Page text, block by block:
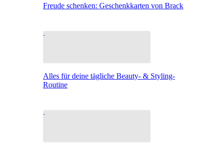
Freude schenken: Geschenkkarten von Brack
Alles für deine tägliche Beauty- & Styling-
Routine